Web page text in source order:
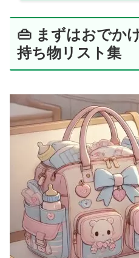
👜 まずはおでか
持ち物リスト集